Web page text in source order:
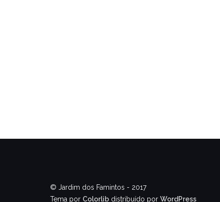
© Jardim dos Famintos - 2017
Tema por Colorlib distribuído por WordPress